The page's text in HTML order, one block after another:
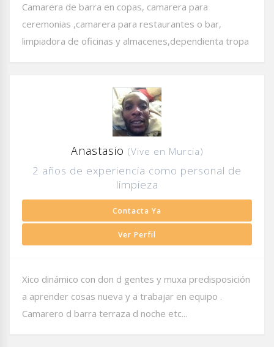
Camarera de barra en copas, camarera para
ceremonias ,camarera para restaurantes o bar,
limpiadora de oficinas y almacenes,dependienta tropa
Anastasio (Vive en Murcia)
2 años de experiencia como personal de
limpieza
Contacta Ya
Ver Perfil
Xico dinámico con don d gentes y muxa predisposición
a aprender cosas nueva y a trabajar en equipo .
Camarero d barra terraza d noche etc...